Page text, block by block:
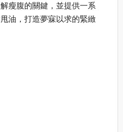
瘦腹的關鍵，並提供一系
油，打造夢寐以求的緊緻